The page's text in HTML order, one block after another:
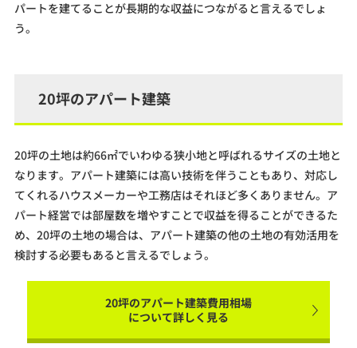
パートを建てることが長期的な収益につながると言えるでしょ
う。
20坪のアパート建築
20坪の土地は約66㎡でいわゆる狭小地と呼ばれるサイズの土地と
なります。アパート建築には高い技術を伴うこともあり、対応し
てくれるハウスメーカーや工務店はそれほど多くありません。ア
パート経営では部屋数を増やすことで収益を得ることができるた
め、20坪の土地の場合は、アパート建築の他の土地の有効活用を
検討する必要もあると言えるでしょう。
20坪のアパート建築費用相場
について詳しく見る